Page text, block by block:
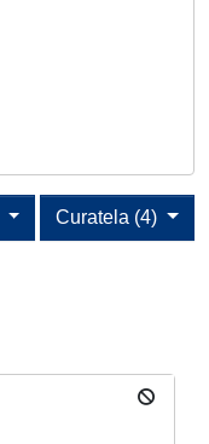
Curatela (4)